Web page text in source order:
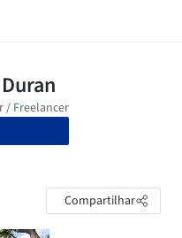
Compartilhar